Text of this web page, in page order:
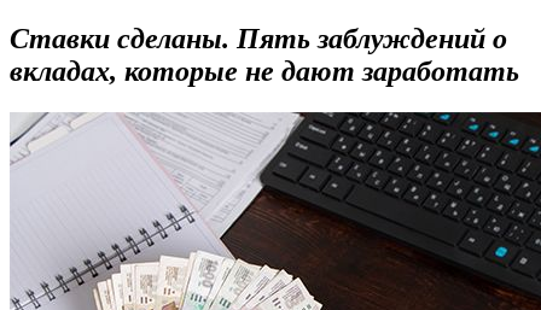
Ставки сделаны. Пять заблуждений о
вкладах, которые не дают заработать